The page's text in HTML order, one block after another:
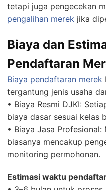
tetapi juga pengecekan
pengalihan merek jika
Biaya dan
Pendaftaran
Biaya pendaftaran merek
tergantung jenis usaha
• Biaya Resmi DJKI:
biaya dasar sesuai kelas
• Biaya Jasa Profesional:
biasanya mencakup
monitoring permohonan.
Estimasi waktu